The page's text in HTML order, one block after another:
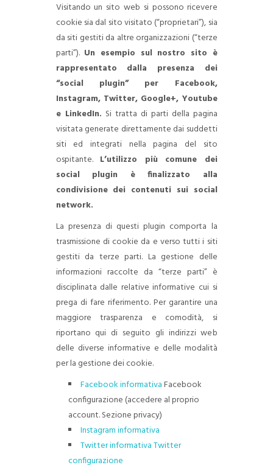
Visitando un sito web si possono ricevere
cookie sia dal sito visitato (“proprietari”), sia
da siti gestiti da altre organizzazioni (“terze
parti”). Un esempio sul nostro sito è
rappresentato dalla presenza dei
“social plugin” per Facebook,
Instagram, Twitter, Google+, Youtube
e LinkedIn. Si tratta di parti della pagina
visitata generate direttamente dai suddetti
siti ed integrati nella pagina del sito
ospitante. L’utilizzo più comune dei
social plugin è finalizzato alla
condivisione dei contenuti sui social
network.
La presenza di questi plugin comporta la
trasmissione di cookie da e verso tutti i siti
gestiti da terze parti. La gestione delle
informazioni raccolte da “terze parti” è
disciplinata dalle relative informative cui si
prega di fare riferimento. Per garantire una
maggiore trasparenza e comodità, si
riportano qui di seguito gli indirizzi web
delle diverse informative e delle modalità
per la gestione dei cookie.
Facebook informativaFacebook
configurazione (accedere al proprio
account. Sezione privacy)
Instagram informativa
Twitter informativaTwitter
configurazione